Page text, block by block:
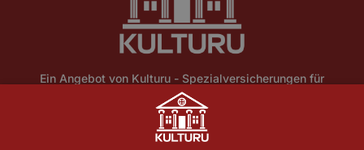
Ein Angebot von Kulturu - Spezialversicherungen für
Ensembleschutz und historische Gebäude.
Über UnsBlogLexikon